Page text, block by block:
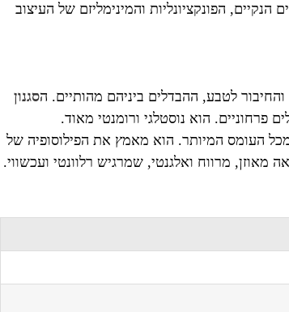
הפונקציונליות והמינימליזם של העיצוב
לטבע, ההבדלים ביניהם מהותיים. הסגנון
פרחוניים. הוא נוסטלגי ורומנטי מאוד.
העומס המיותר. הוא מאמץ את הפילוסופיה של